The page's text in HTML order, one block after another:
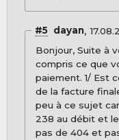
#5 dayan
Bonjour, Suite à
compris ce que
paiement. 1/ Est
de la facture
peu à ce sujet
238 au débit et
pas de 404 et